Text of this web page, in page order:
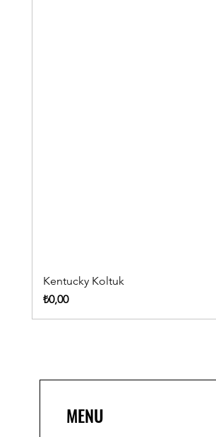
Kentucky Koltuk
Fiyat
₺0,00
MENU